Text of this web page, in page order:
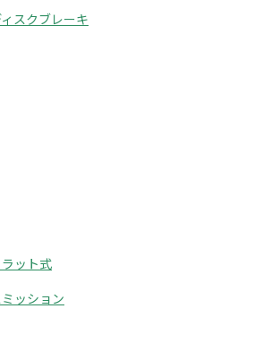
スクブレーキ
ット式
ッション